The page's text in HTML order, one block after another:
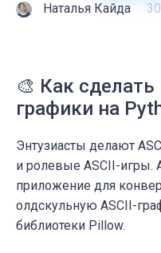
Наталья Кайда
🎨 Как сделать
графики на
Энтузиасты делают
и ролевые ASCII-
приложение для
олдскульную ASCII-
библиотеки Pillow.